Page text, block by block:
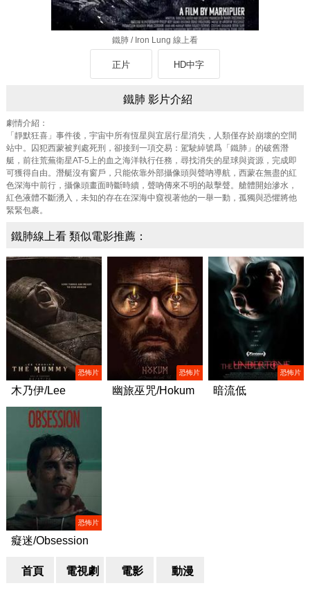
鐵肺 / Iron Lung 線上看
正片 HD中字
鐵肺 影片介紹
劇情介紹：
「靜默狂喜」事件後，宇宙中所有恆星與宜居行星消失，人類僅存於崩壞的空間
站中。囚犯西蒙被判處死刑，卻接到一項交易：駕駛綽號爲「鐵肺」的破舊潛
艇，前往荒蕪衛星AT-5上的血之海洋執行任務，尋找消失的星球與資源，完成即
可獲得自由。潛艇沒有窗戶，只能依靠外部攝像頭與聲吶導航，西蒙在無盡的紅
色深海中前行，攝像頭畫面時斷時續，聲吶傳來不明的敲擊聲。艙體開始滲水，
紅色液體不斷湧入，未知的存在在深海中窺視著他的一舉一動，孤獨與恐懼將他
緊緊包裹。
鐵肺線上看 類似電影推薦：
恐怖片
木乃伊/Lee
Cronin's The
Mummy
恐怖片
幽旅巫咒/Hokum
恐怖片
暗流低
恐怖片
癡迷/Obsession
首頁 電視劇 電影 動漫